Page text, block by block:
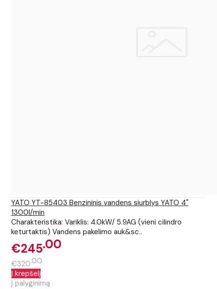
YATO YT-85403 Benzininis vandens siurblys YATO 4"
1300l/min
Charakteristika: Variklis: 4.0kW/ 5.9AG (vieni cilindro
keturtaktis) Vandens pakelimo auk&sc..
€24500
€320 00
Į krepšelį
Į palyginimą